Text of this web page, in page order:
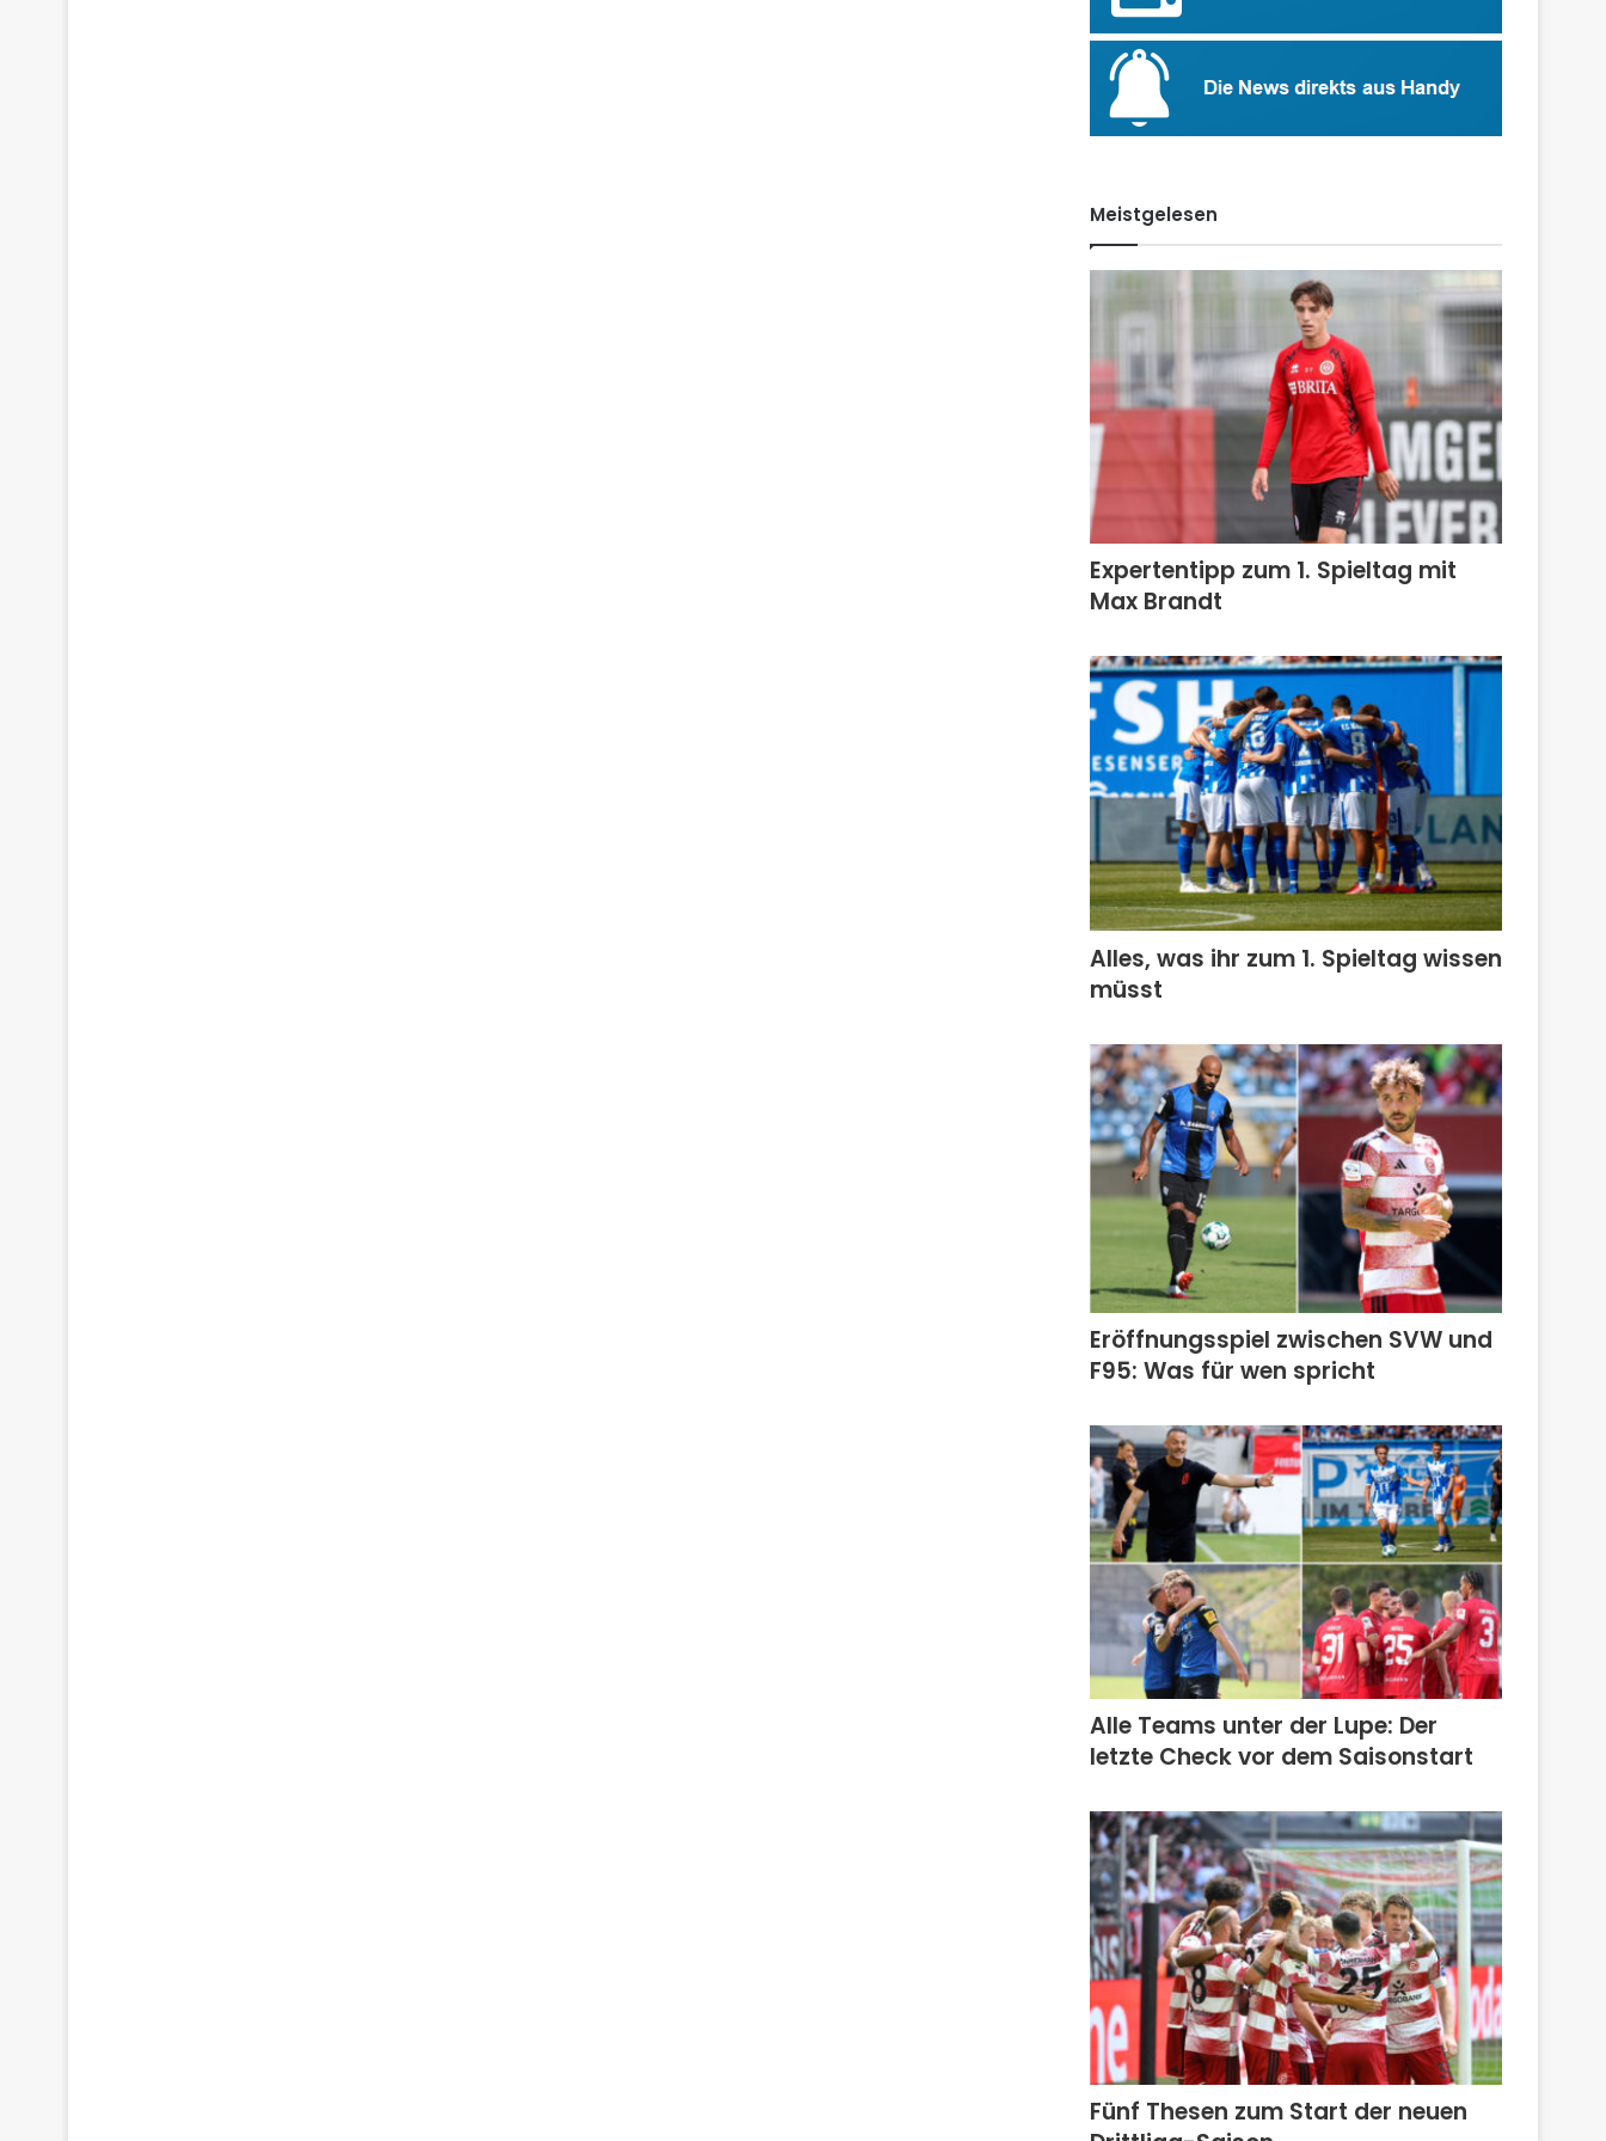
Meistgelesen
Expertentipp zum 1. Spieltag mit
Max Brandt
Alles, was ihr zum 1. Spieltag wissen
müsst
Eröffnungsspiel zwischen SVW und
F95: Was für wen spricht
Alle Teams unter der Lupe: Der
letzte Check vor dem Saisonstart
Fünf Thesen zum Start der neuen